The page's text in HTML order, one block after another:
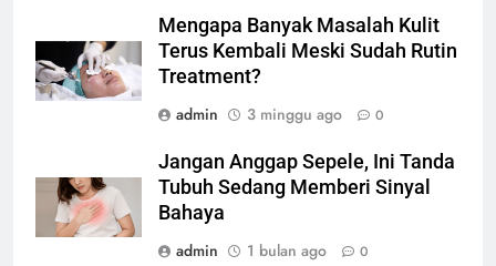
Mengapa Banyak Masalah Kulit
Terus Kembali Meski Sudah Rutin
Treatment?
admin
3 minggu ago 0
Jangan Anggap Sepele, Ini Tanda
Tubuh Sedang Memberi Sinyal
Bahaya
admin
1 bulan ago 0